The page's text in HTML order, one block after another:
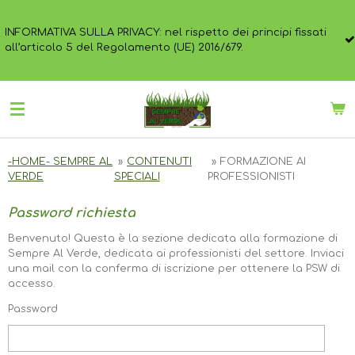
al
contenuto
SULLA PRIVACY: nel rispetto dei principi fissati
del Regolamento (UE) 2016/679.
nessun
-HOME- SEMPRE AL
VERDE
» CONTENUTI
SPECIALI
» FORMAZIONE AI
PROFESSIONISTI
Password richiesta
Benvenuto! Questa è la sezione dedicata alla formazione di
Sempre Al Verde, dedicata ai professionisti del settore. Inviaci
una mail con la conferma di iscrizione per ottenere la PSW di
accesso.
Password